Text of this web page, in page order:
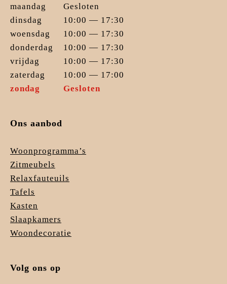
maandag
Gesloten
dinsdag
10:00 — 17:30
woensdag
10:00 — 17:30
donderdag
10:00 — 17:30
vrijdag
10:00 — 17:30
zaterdag
10:00 — 17:00
zondag
Gesloten
Ons aanbod
Woonprogramma’s
Zitmeubels
Relaxfauteuils
Tafels
Kasten
Slaapkamers
Woondecoratie
Volg ons op